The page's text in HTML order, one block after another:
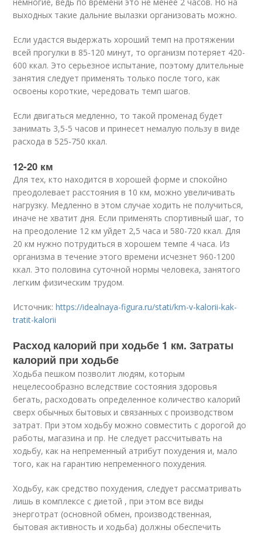
выходных такие дальние вылазки организовать можно.
Если удастся выдержать хороший темп на протяжении
всей прогулки в 85-120 минут, то организм потеряет 420-
600 ккал. Это серьезное испытание, поэтому длительные
занятия следует применять только после того, как
освоены короткие, чередовать темп шагов.
Если двигаться медленно, то такой променад будет
занимать 3,5-5 часов и принесет немалую пользу в виде
расхода в 525-750 ккал.
12-20 км
Для тех, кто находится в хорошей форме и спокойно
преодолевает расстояния в 10 км, можно увеличивать
нагрузку. Медленно в этом случае ходить не получиться,
иначе не хватит дня. Если применять спортивный шаг, то
на преодоление 12 км уйдет 2,5 часа и 580-720 ккал. Для
20 км нужно потрудиться в хорошем темпе 4 часа. Из
организма в течение этого времени исчезнет 960-1200
ккал. Это половина суточной нормы человека, занятого
легким физическим трудом.
Источник:https://idealnaya-figura.ru/stati/km-v-kalorii-kak-
tratit-kalorii
Расход калорий при ходьбе 1 км. Затраты
калорий при ходьбе
Ходьба пешком позволит людям, которым
нецелесообразно вследствие состояния здоровья
бегать, расходовать определенное количество калорий
сверх обычных бытовых и связанных с производством
затрат. При этом ходьбу можно совместить с дорогой до
работы, магазина и пр. Не следует рассчитывать на
ходьбу, как на непременный атрибут похудения и, мало
того, как на гарантию непременного похудения.
Ходьбу, как средство похудения, следует рассматривать
лишь в комплексе с диетой , при этом все виды
энерготрат (основной обмен, производственная,
бытовая активность и ходьба) должны обеспечить